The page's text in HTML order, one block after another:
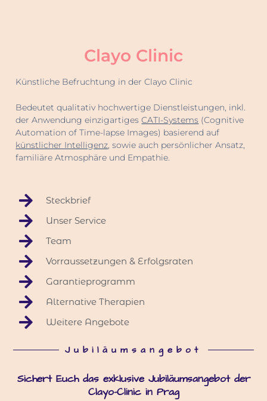
Clayo Clinic
Künstliche Befruchtung in der Clayo Clinic
Bedeutet qualitativ hochwertige Dienstleistungen, inkl.
der Anwendung einzigartigesCATI-Systems (Cognitive
Automation of Time-lapse Images) basierend auf
künstlicher Intelligenz, sowie auch persönlicher Ansatz,
familiäre Atmosphäre und Empathie.
Steckbrief
Unser Service
Team
Vorraussetzungen & Erfolgsraten
Garantieprogramm
Alternative Therapien
Weitere Angebote
Jubiläumsangebot
Sichert Euch das exklusive Jubiläumsangebot der
Clayo-Clinic in Prag